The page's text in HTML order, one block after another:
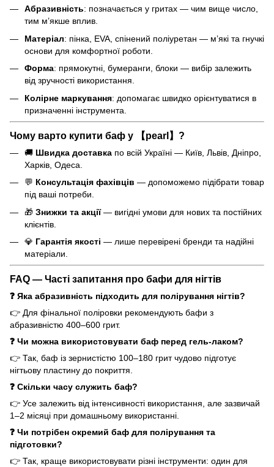
Абразивність: позначається у гритах — чим вище число,
тим м’якше вплив.
Матеріал: пінка, EVA, спінений поліуретан — м’які та гнучкі
основи для комфортної роботи.
Форма: прямокутні, бумеранги, блоки — вибір залежить
від зручності використання.
Колірне маркування: допомагає швидко орієнтуватися в
призначенні інструмента.
Чому варто купити баф у 【pearl】?
🚚 Швидка доставка по всій Україні — Київ, Львів, Дніпро,
Харків, Одеса.
💬 Консультація фахівців — допоможемо підібрати товар
під ваші потреби.
🎁 Знижки та акції— вигідні умови для нових та постійних
клієнтів.
💎 Гарантія якості — лише перевірені бренди та надійні
матеріали.
FAQ — Часті запитання про бафи для нігтів
❓ Яка абразивність підходить для полірування нігтів?
👉 Для фінальної поліровки рекомендують бафи з
абразивністю 400–600 грит.
❓ Чи можна використовувати баф перед гель-лаком?
👉 Так, баф із зернистістю 100–180 грит чудово підготує
нігтьову пластину до покриття.
❓ Скільки часу служить баф?
👉 Усе залежить від інтенсивності використання, але зазвичай
1–2 місяці при домашньому використанні.
❓ Чи потрібен окремий баф для полірування та
підготовки?
👉 Так, краще використовувати різні інструменти: один для